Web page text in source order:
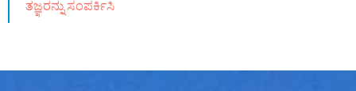
ತಜ್ಞರನ್ನು ಸಂಪರ್ಕಿಸಿ